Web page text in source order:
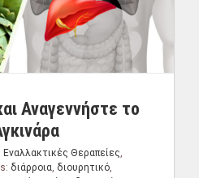
Αναγεννήστε το
Εναλλακτικές Θεραπείες
διάρροια διουρητικό